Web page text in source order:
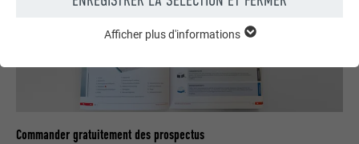
Commander gratuitement des prospectus
fonctions de base du site Internet. Ils garantissent que le site
Internet fonctionne correctement.
Afficher plus d'informations